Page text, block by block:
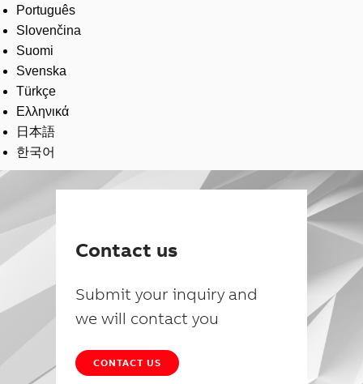
Português
Slovenčina
Suomi
Svenska
Türkçe
Ελληνικά
日本語
한국어
Contact us
Submit your inquiry and
we will contact you
CONTACT US